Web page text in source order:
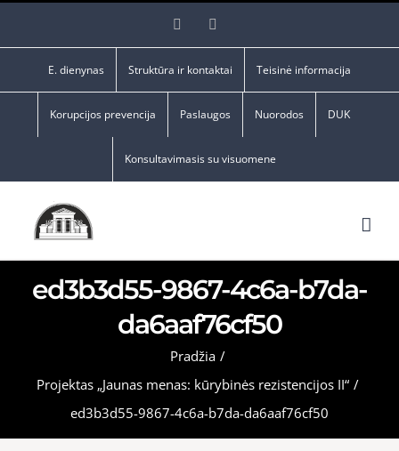
Facebook
E. dienynas Struktūra ir kontaktai Teisinė informacija
Korupcijos prevencija Paslaugos Nuorodos DUK
Konsultavimasis su visuomene
ed3b3d55-9867-4c6a-b7da-
da6aaf76cf50
Pradžia /
Projektas „Jaunas menas: kūrybinės rezistencijos II“ /
ed3b3d55-9867-4c6a-b7da-da6aaf76cf50